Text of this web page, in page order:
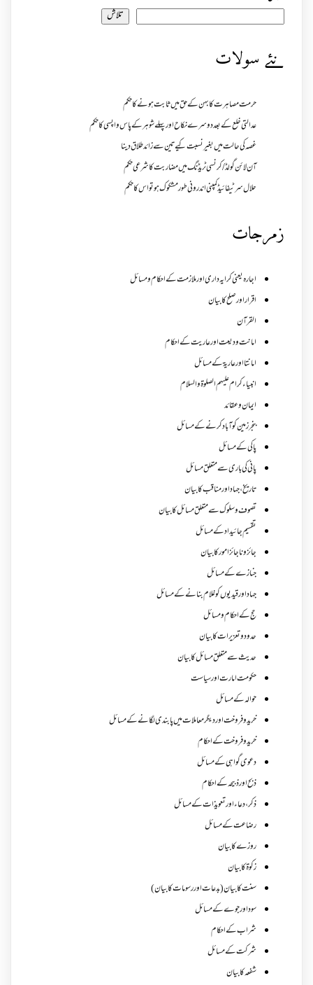
تلاش
نئے سولات
حرمت مصاہرت کا بہن کے حق میں ثابت ہونے کا حکم
عدالتی خلع کے بعد دوسرے نکاح اور پہلے شوہر کے پاس واپسی کا حکم
غصہ کی حالت میں بغیر نسبت کیے تین سے زائد طلاق دینا
آن لائن گولڈ /کرنسی ٹریڈنگ میں مضاربت کا شرعی حکم
حلال سرٹیفائیڈ کمپنی اندرونی طور مشکوک ہو تو اس کا حکم
زمرجات
اجارہ یعنی کرایہ داری اور ملازمت کے احکام و مسائل
اقرار اور صلح کا بیان
القرآن
امانت ودیعت اورعاریت کے احکام
امانتا اور عاریة کے مسائل
انبیاء کرام علیہم الصلوۃ والسلام
ایمان وعقائد
بنجر زمین کو آباد کرنے کے مسائل
پاکی کے مسائل
پانی کی باری سے متعلق مسائل
تاریخ،جہاد اور مناقب کا بیان
تصوف و سلوک سے متعلق مسائل کا بیان
تقسیم جائیداد کے مسائل
جائز و ناجائزامور کا بیان
جنازے کےمسائل
جہاد اور قیدیوں کو غلام بنانے کے مسائل
حج کے احکام ومسائل
حدود و تعزیرات کا بیان
حدیث سے متعلق مسائل کا بیان
حکومت امارت اور سیاست
حوالہ کے مسائل
خرید و فروخت اور دیگر معاملات میں پابندی لگانے کے مسائل
خرید و فروخت کے احکام
دعوی گواہی کے مسائل
ذبح اور ذبیحہ کے احکام
ذکر،دعاء اور تعویذات کے مسائل
رضاعت کے مسائل
روزے کا بیان
زکوة کابیان
سنت کا بیان (بدعات اور رسومات کا بیان)
سود اور جوے کے مسائل
شراب کے احکام
شرکت کے مسائل
شفعہ کا بیان